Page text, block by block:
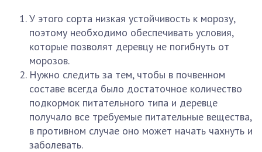
У этого сорта низкая устойчивость к морозу,
поэтому необходимо обеспечивать условия,
которые позволят деревцу не погибнуть от
морозов.
Нужно следить за тем, чтобы в почвенном
составе всегда было достаточное количество
подкормок питательного типа и деревце
получало все требуемые питательные вещества,
в противном случае оно может начать чахнуть и
заболевать.